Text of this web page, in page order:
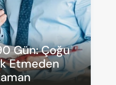
Gün: Çoğu
Etmeden